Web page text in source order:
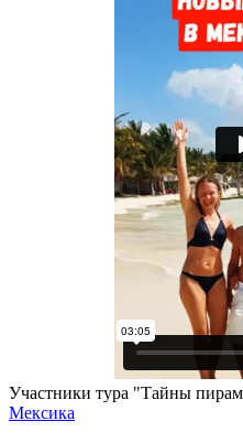
Участники тура "Тайны
Мексика